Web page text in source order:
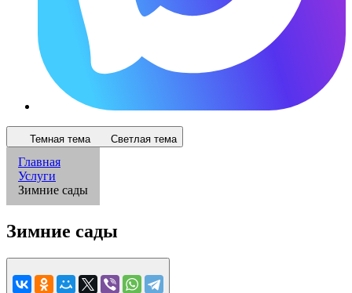
Темная тема Светлая тема
Главная
Услуги
Зимние сады
Зимние сады